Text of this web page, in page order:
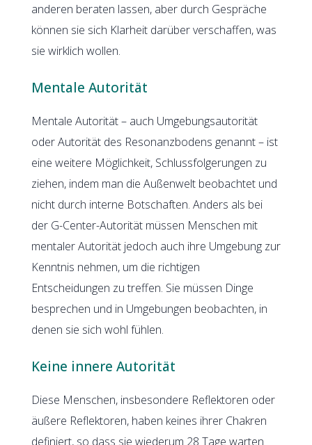
anderen beraten lassen, aber durch Gespräche
können sie sich Klarheit darüber verschaffen, was
sie wirklich wollen.
Mentale Autorität
Mentale Autorität – auch Umgebungsautorität
oder Autorität des Resonanzbodens genannt – ist
eine weitere Möglichkeit, Schlussfolgerungen zu
ziehen, indem man die Außenwelt beobachtet und
nicht durch interne Botschaften. Anders als bei
der G-Center-Autorität müssen Menschen mit
mentaler Autorität jedoch auch ihre Umgebung zur
Kenntnis nehmen, um die richtigen
Entscheidungen zu treffen. Sie müssen Dinge
besprechen und in Umgebungen beobachten, in
denen sie sich wohl fühlen.
Keine innere Autorität
Diese Menschen, insbesondere Reflektoren oder
äußere Reflektoren, haben keines ihrer Chakren
definiert, so dass sie wiederum 28 Tage warten